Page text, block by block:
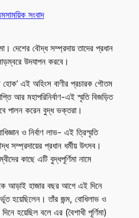
সংবাদ
দেশের বৌদ্ধ সম্প্রদায় তাদের প্রধান
উদযাপন করবে।
হোক’ এই অহিংস বাণীর প্রচারক গৌতম
আর মহাপরিনির্বাণ-এই স্মৃতি বিজড়িত
পালন করেন বুদ্ধ ভক্তরা।
ও নির্বাণ লাভ- এই ত্রিস্মৃতি
সম্প্রদায়ের প্রধান ধর্মীয় উৎসব।
কাছে এটি বুদ্ধপূর্ণিমা নামে
আড়াই হাজার বছর আগে এই দিনে
হয়েছিলেন। তাঁর জন্ম, বোধিলাভ ও
দিনে হয়েছিল বলে এর (বৈশাখী পূর্ণিমা)